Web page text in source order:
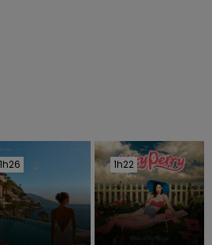
1h26
1h26 1h22
1h22